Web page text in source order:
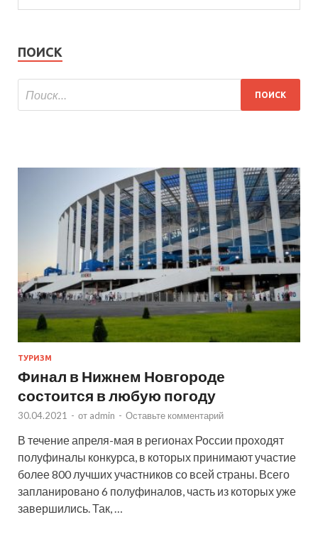
ПОИСК
ТУРИЗМ
Финал в Нижнем Новгороде
состоится в любую погоду
30.04.2021 - от admin - Оставьте комментарий
В течение апреля-мая в регионах России проходят
полуфиналы конкурса, в которых принимают участие
более 800 лучших участников со всей страны. Всего
запланировано 6 полуфиналов, часть из которых уже
завершились. Так, …